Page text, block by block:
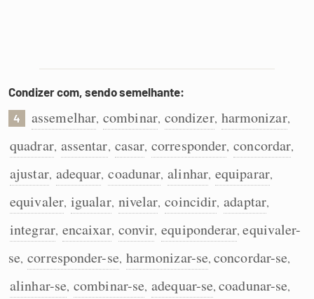
Condizer com, sendo semelhante:
4 assemelhar, combinar, condizer, harmonizar,
quadrar, assentar, casar, corresponder, concordar,
ajustar, adequar, coadunar, alinhar, equiparar,
equivaler, igualar, nivelar, coincidir, adaptar,
integrar, encaixar, convir, equiponderar,equivaler-
se, corresponder-se, harmonizar-se,concordar-se,
alinhar-se, combinar-se, adequar-se,coadunar-se,